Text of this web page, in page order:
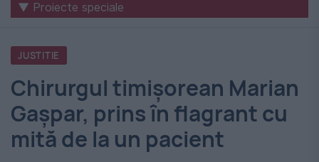
internaționale
România
-
Evenimentul
Zilei
▼ Proiecte speciale
JUSTITIE
Chirurgul timișorean Marian
Gașpar, prins în flagrant cu
mită de la un pacient